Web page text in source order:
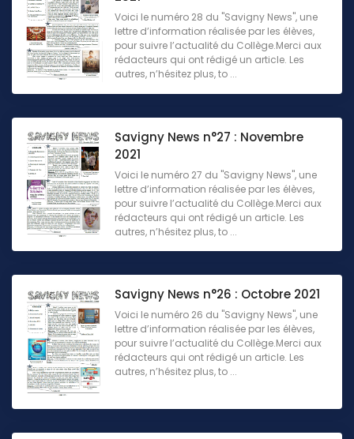
Voici le numéro 28 du "Savigny News", une
lettre d’information réalisée par les élèves,
pour suivre l’actualité du Collège.Merci aux
rédacteurs qui ont rédigé un article. Les
autres, n’hésitez plus, to ...
Savigny News n°27 : Novembre
2021
Voici le numéro 27 du "Savigny News", une
lettre d’information réalisée par les élèves,
pour suivre l’actualité du Collège.Merci aux
rédacteurs qui ont rédigé un article. Les
autres, n’hésitez plus, to ...
Savigny News n°26 : Octobre 2021
Voici le numéro 26 du "Savigny News", une
lettre d’information réalisée par les élèves,
pour suivre l’actualité du Collège.Merci aux
rédacteurs qui ont rédigé un article. Les
autres, n’hésitez plus, to ...